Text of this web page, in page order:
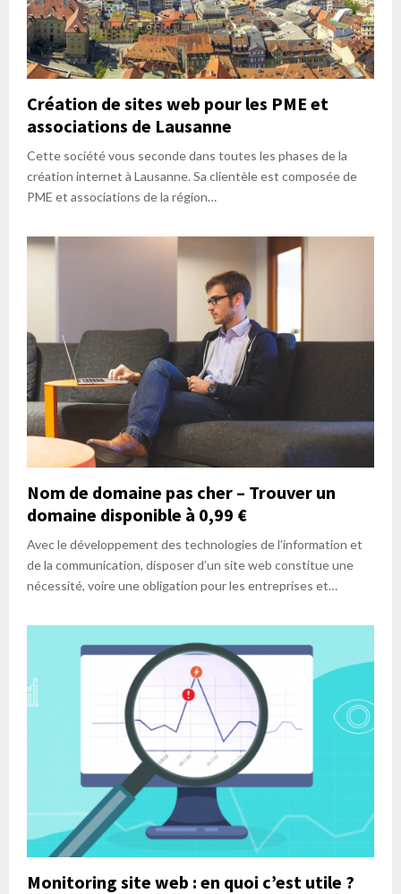
Création de sites web pour les PME et
associations de Lausanne
Cette société vous seconde dans toutes les phases de la
création internet à Lausanne. Sa clientèle est composée de
PME et associations de la région…
Nom de domaine pas cher – Trouver un
domaine disponible à 0,99 €
Avec le développement des technologies de l’information et
de la communication, disposer d’un site web constitue une
nécessité, voire une obligation pour les entreprises et…
Monitoring site web : en quoi c’est utile ?